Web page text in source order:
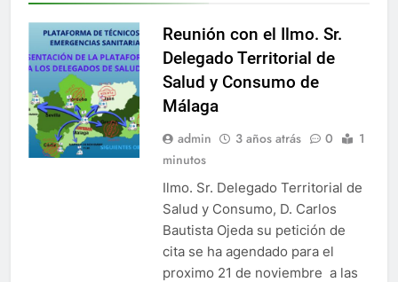
Reunión con el Ilmo. Sr.
Delegado Territorial de
Salud y Consumo de
Málaga
admin 3 años atrás 0
1
minutos
Ilmo. Sr. Delegado Territorial de
Salud y Consumo, D. Carlos
Bautista Ojeda su petición de
cita se ha agendado para el
proximo 21 de noviembre a las